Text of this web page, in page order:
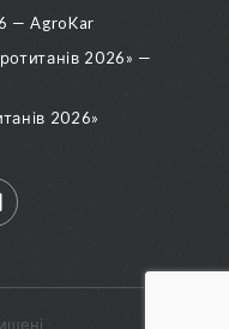
— AgroKar
2026» —
2026»